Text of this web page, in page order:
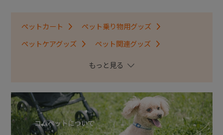
ペットカート ペット乗り物用グッズ
ペットケアグッズ ペット関連グッズ